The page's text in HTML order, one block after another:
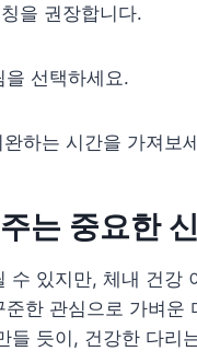
을 권장합니다.
선택하세요.
하는 시간을 가져보
는 중요한
있지만, 체내 건강
한 관심으로 가벼운
듯이, 건강한 다리